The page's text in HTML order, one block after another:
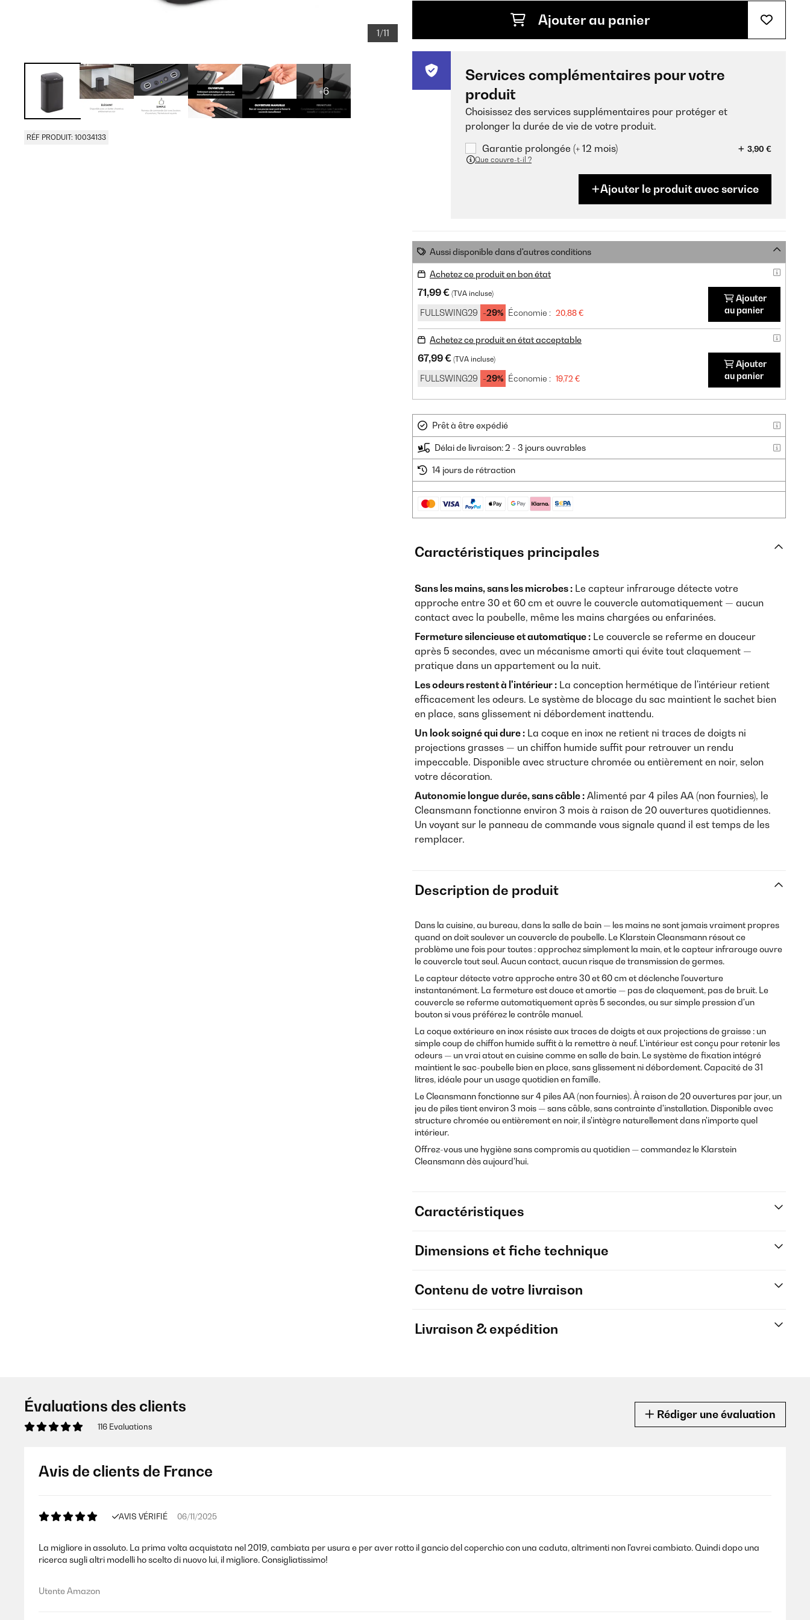
1/11
+6
RÉF PRODUIT: 10034133
Ajouter au panier
Services complémentaires pour votre
produit
Choisissez des services supplémentaires pour protéger et
prolonger la durée de vie de votre produit.
Garantie prolongée (+ 12 mois)
3,90 €
Que couvre-t-il ?
Ajouter le produit avec service
Aussi disponible dans d'autres conditions
Achetez ce produit en bon état
71,99 € (TVA incluse)
FULLSWING29 -29% Économie : 20,88 €
Ajouter
au panier
Achetez ce produit en état acceptable
67,99 € (TVA incluse)
FULLSWING29 -29% Économie : 19,72 €
Ajouter
au panier
Prêt à être expédié
Délai de livraison: 2 - 3 jours ouvrables
14 jours de rétraction
Caractéristiques principales
Sans les mains, sans les microbes : Le capteur infrarouge détecte votre
approche entre 30 et 60 cm et ouvre le couvercle automatiquement — aucun
contact avec la poubelle, même les mains chargées ou enfarinées.
Fermeture silencieuse et automatique : Le couvercle se referme en douceur
après 5 secondes, avec un mécanisme amorti qui évite tout claquement —
pratique dans un appartement ou la nuit.
Les odeurs restent à l'intérieur : La conception hermétique de l'intérieur retient
efficacement les odeurs. Le système de blocage du sac maintient le sachet bien
en place, sans glissement ni débordement inattendu.
Un look soigné qui dure : La coque en inox ne retient ni traces de doigts ni
projections grasses — un chiffon humide suffit pour retrouver un rendu
impeccable. Disponible avec structure chromée ou entièrement en noir, selon
votre décoration.
Autonomie longue durée, sans câble : Alimenté par 4 piles AA (non fournies), le
Cleansmann fonctionne environ 3 mois à raison de 20 ouvertures quotidiennes.
Un voyant sur le panneau de commande vous signale quand il est temps de les
remplacer.
Description de produit
Dans la cuisine, au bureau, dans la salle de bain — les mains ne sont jamais vraiment propres
quand on doit soulever un couvercle de poubelle. Le Klarstein Cleansmann résout ce
problème une fois pour toutes : approchez simplement la main, et le capteur infrarouge ouvre
le couvercle tout seul. Aucun contact, aucun risque de transmission de germes.
Le capteur détecte votre approche entre 30 et 60 cm et déclenche l'ouverture
instantanément. La fermeture est douce et amortie — pas de claquement, pas de bruit. Le
couvercle se referme automatiquement après 5 secondes, ou sur simple pression d'un
bouton si vous préférez le contrôle manuel.
La coque extérieure en inox résiste aux traces de doigts et aux projections de graisse : un
simple coup de chiffon humide suffit à la remettre à neuf. L'intérieur est conçu pour retenir les
odeurs — un vrai atout en cuisine comme en salle de bain. Le système de fixation intégré
maintient le sac-poubelle bien en place, sans glissement ni débordement. Capacité de 31
litres, idéale pour un usage quotidien en famille.
Le Cleansmann fonctionne sur 4 piles AA (non fournies). À raison de 20 ouvertures par jour, un
jeu de piles tient environ 3 mois — sans câble, sans contrainte d'installation. Disponible avec
structure chromée ou entièrement en noir, il s'intègre naturellement dans n'importe quel
intérieur.
Offrez-vous une hygiène sans compromis au quotidien — commandez le Klarstein
Cleansmann dès aujourd'hui.
Caractéristiques
Dimensions et fiche technique
Contenu de votre livraison
Livraison & expédition
Évaluations des clients
116 Evaluations
Rédiger une évaluation
Avis de clients de France
AVIS VÉRIFIÉ 06/11/2025
La migliore in assoluto. La prima volta acquistata nel 2019, cambiata per usura e per aver rotto il gancio del coperchio con una caduta, altrimenti non l'avrei cambiato. Quindi dopo una
ricerca sugli altri modelli ho scelto di nuovo lui, il migliore. Consigliatissimo!
Utente Amazon